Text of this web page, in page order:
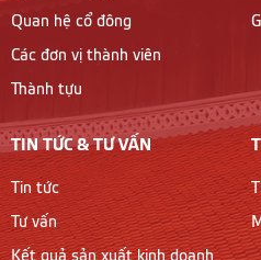
Quan hệ cổ đông
Các đơn vị thành viên
Thành tựu
TIN TỨC & TƯ VẤN
Tin tức
Tư vấn
Kết quả sản xuất kinh doanh